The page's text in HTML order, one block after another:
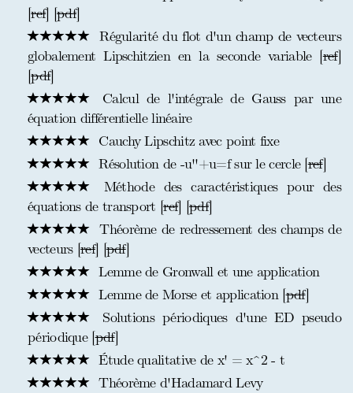
[ref] [pdf]
Régularité du flot d'un champ de vecteurs
globalement Lipschitzien en la seconde variable [ref]
[pdf]
Calcul de l'intégrale de Gauss par une
équation différentielle linéaire
Cauchy Lipschitz avec point fixe
Résolution de -u''+u=f sur le cercle [ref]
Méthode des caractéristiques pour des
équations de transport [ref] [pdf]
Théorème de redressement des champs de
vecteurs [ref] [pdf]
Lemme de Gronwall et une application
Lemme de Morse et application [pdf]
Solutions périodiques d'une ED pseudo
périodique [pdf]
Étude qualitative de x' = x^2 - t
Théorème d'Hadamard Levy